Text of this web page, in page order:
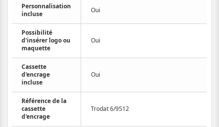
Personnalisation
incluse
Oui
Possibilité
d'insérer logo ou
maquette
Oui
Cassette
d'encrage
incluse
Oui
Référence de la
cassette
d'encrage
Trodat 6/9512